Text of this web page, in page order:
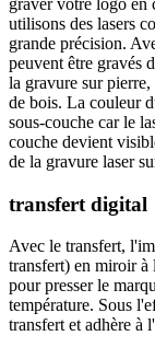
graver votre logo en
utilisons des lasers
grande précision.
peuvent être gravés
la gravure sur
de bois. La couleur
sous-couche car le
couche devient
de la gravure laser
transfert digital
Avec le transfert,
transfert) en miroir à
pour presser le
température. Sous
transfert et adhère à